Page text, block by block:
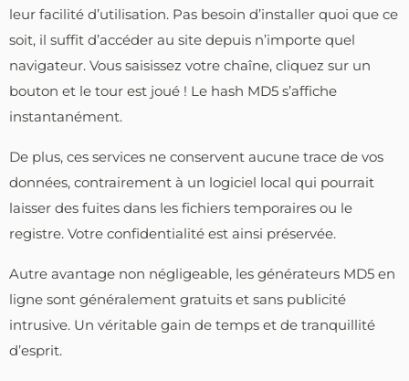
leur facilité d’utilisation. Pas besoin d’installer quoi que ce
soit, il suffit d’accéder au site depuis n’importe quel
navigateur. Vous saisissez votre chaîne, cliquez sur un
bouton et le tour est joué ! Le hash MD5 s’affiche
instantanément.
De plus, ces services ne conservent aucune trace de vos
données, contrairement à un logiciel local qui pourrait
laisser des fuites dans les fichiers temporaires ou le
registre. Votre confidentialité est ainsi préservée.
Autre avantage non négligeable, les générateurs MD5 en
ligne sont généralement gratuits et sans publicité
intrusive. Un véritable gain de temps et de tranquillité
d’esprit.